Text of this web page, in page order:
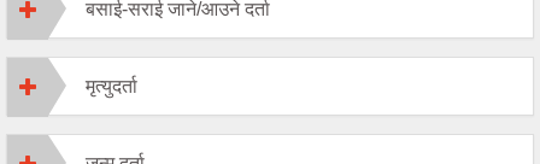
बसाई-सराई जाने/आउने दर्ता
मृत्युदर्ता